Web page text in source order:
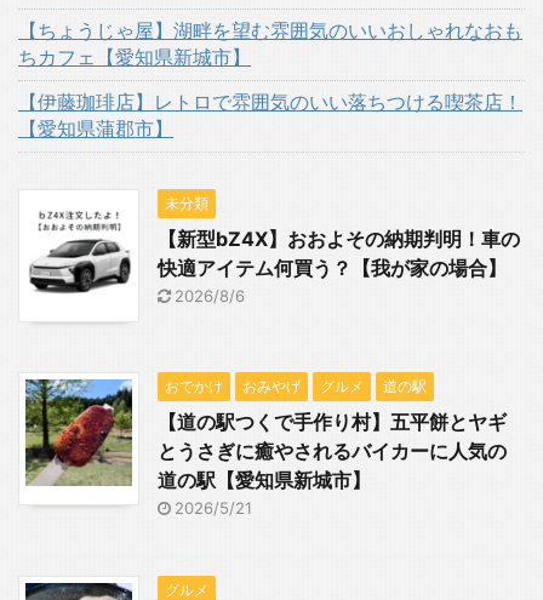
【ちょうじゃ屋】湖畔を望む雰囲気のいいおしゃれなおも
ちカフェ【愛知県新城市】
【伊藤珈琲店】レトロで雰囲気のいい落ちつける喫茶店！
【愛知県蒲郡市】
未分類
【新型bZ4X】おおよその納期判明！車の
快適アイテム何買う？【我が家の場合】
2026/8/6
おでかけ おみやげ グルメ 道の駅
【道の駅つくで手作り村】五平餅とヤギ
とうさぎに癒やされるバイカーに人気の
道の駅【愛知県新城市】
2026/5/21
グルメ